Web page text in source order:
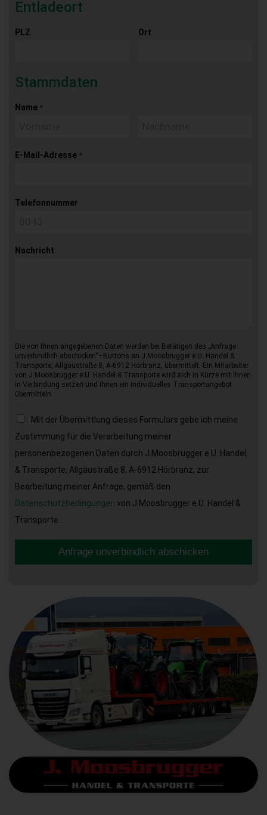
Entladeort
PLZ Ort
Stammdaten
Name *
E-Mail-Adresse *
Telefonnummer
Nachricht
Die von Ihnen angegebenen Daten werden bei Betätigen des „Anfrage
unverbindlich abschicken“–Buttons an J.Moosbrugger e.U. Handel &
Transporte, Allgäustraße 8, A-6912 Hörbranz, übermittelt. Ein Mitarbeiter
von J.Moosbrugger e.U. Handel & Transporte wird sich in Kürze mit Ihnen
in Verbindung setzen und Ihnen ein individuelles Transportangebot
übermitteln.
Mit der Übermittlung dieses Formulars gebe ich meine
Zustimmung für die Verarbeitung meiner
personenbezogenen Daten durch J.Moosbrugger e.U. Handel
& Transporte, Allgäustraße 8, A-6912 Hörbranz, zur
Bearbeitung meiner Anfrage, gemäß den
Datenschutzbedingungen von J.Moosbrugger e.U. Handel &
Transporte.
Anfrage unverbindlich abschicken